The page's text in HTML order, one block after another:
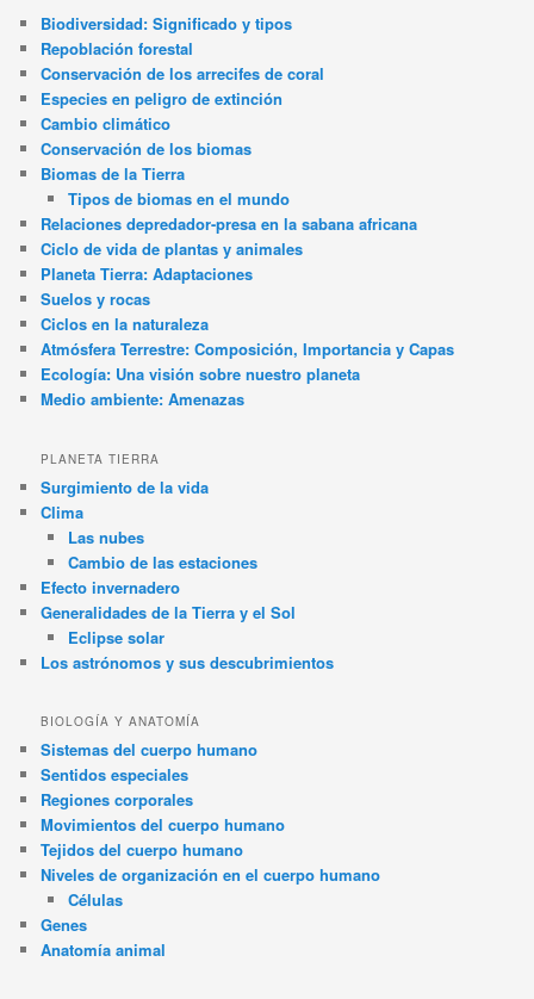
Biodiversidad: Significado y tipos
Repoblación forestal
Conservación de los arrecifes de coral
Especies en peligro de extinción
Cambio climático
Conservación de los biomas
Biomas de la Tierra
Tipos de biomas en el mundo
Relaciones depredador-presa en la sabana africana
Ciclo de vida de plantas y animales
Planeta Tierra: Adaptaciones
Suelos y rocas
Ciclos en la naturaleza
Atmósfera Terrestre: Composición, Importancia y Capas
Ecología: Una visión sobre nuestro planeta
Medio ambiente: Amenazas
PLANETA TIERRA
Surgimiento de la vida
Clima
Las nubes
Cambio de las estaciones
Efecto invernadero
Generalidades de la Tierra y el Sol
Eclipse solar
Los astrónomos y sus descubrimientos
BIOLOGÍA Y ANATOMÍA
Sistemas del cuerpo humano
Sentidos especiales
Regiones corporales
Movimientos del cuerpo humano
Tejidos del cuerpo humano
Niveles de organización en el cuerpo humano
Células
Genes
Anatomía animal